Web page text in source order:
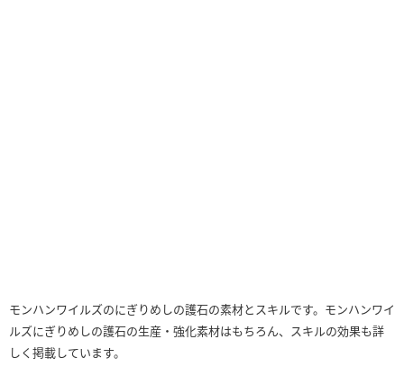
モンハンワイルズのにぎりめしの護石の素材とスキルです。モンハンワイ
ルズにぎりめしの護石の生産・強化素材はもちろん、スキルの効果も詳
しく掲載しています。